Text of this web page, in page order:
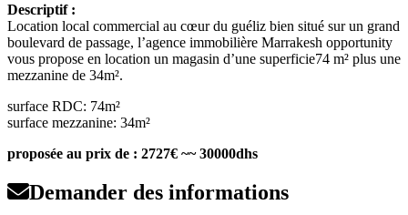
Descriptif :
Location local commercial au cœur du guéliz bien situé sur un grand
boulevard de passage, l’agence immobilière Marrakesh opportunity
vous propose en location un magasin d’une superficie74 m² plus une
mezzanine de 34m².
surface RDC: 74m²
surface mezzanine: 34m²
proposée au prix de : 2727€ ~~ 30000dhs
Demander des informations